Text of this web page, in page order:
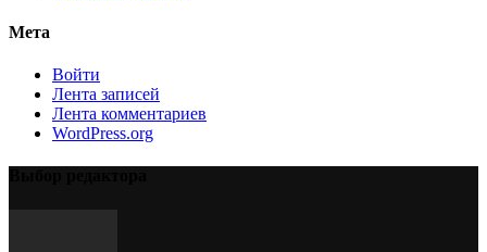
Мета
Войти
Лента записей
Лента комментариев
WordPress.org